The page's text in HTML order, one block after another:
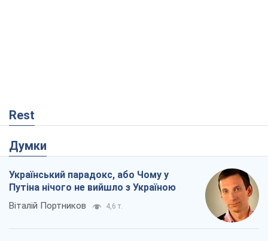
Rest
Думки
Український парадокс, або Чому у
Путіна нічого не вийшло з Україною
Віталій Портников 4,6 т.